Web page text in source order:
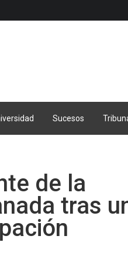
Sucesos
de la
tras